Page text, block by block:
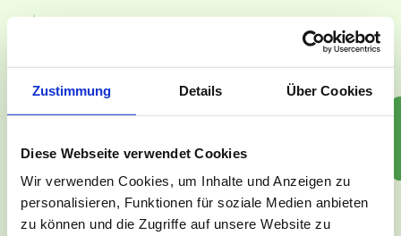
Zustimmung Details Über Cookies
Diese Webseite verwendet Cookies
Wir verwenden Cookies, um Inhalte und Anzeigen zu
personalisieren, Funktionen für soziale Medien anbieten
zu können und die Zugriffe auf unsere Website zu
to
Ginsterpfad
GARTENWART
Kurt Klabuhn
ANZAHL
3
WASSERANSCHLUSS
Zurzeit keine freien Gärten verfügbar